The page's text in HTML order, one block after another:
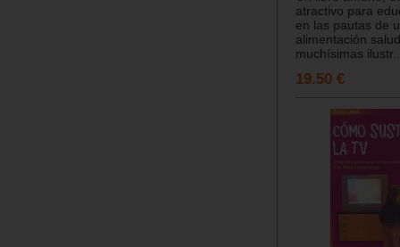
atractivo para
en las pautas de
alimentación
muchísimas
19.50 €